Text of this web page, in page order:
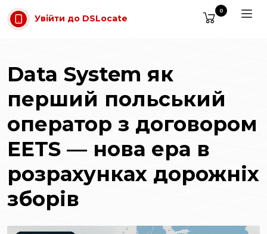
Перейти до основного вмісту
Увійти до DSLocate
0
Data System як
перший польський
оператор з договором
EETS — нова ера в
розрахунках дорожніх
зборів